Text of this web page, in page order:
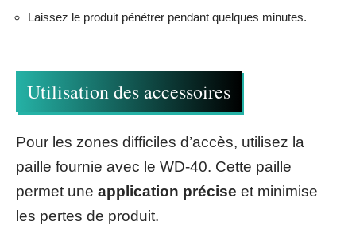
Laissez le produit pénétrer pendant quelques minutes.
Utilisation des accessoires
Pour les zones difficiles d’accès, utilisez la
paille fournie avec le WD-40. Cette paille
permet une application précise et minimise
les pertes de produit.